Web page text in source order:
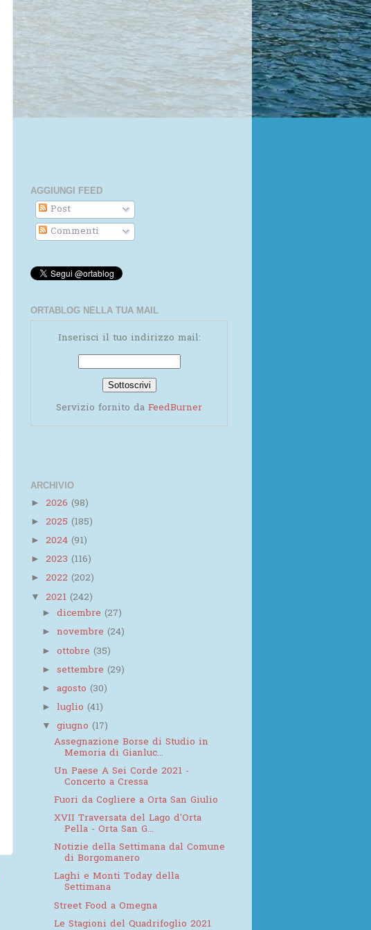
AGGIUNGI FEED
Post
Commenti
ORTABLOG NELLA TUA MAIL
Inserisci il tuo indirizzo mail:
Servizio fornito da FeedBurner
ARCHIVIO
► 2026 (98)
► 2025 (185)
► 2024 (91)
► 2023 (116)
► 2022 (202)
▼ 2021 (242)
►dicembre(27)
►novembre(24)
►ottobre(35)
►settembre(29)
►agosto(30)
►luglio(41)
▼giugno(17)
Assegnazione Borse di Studio in
Memoria di Gianluc...
Un Paese A Sei Corde 2021 -
Concerto a Cressa
Fuori da Cogliere a Orta San Giulio
XVII Traversata del Lago d'Orta
Pella - Orta San G...
Notizie della Settimana dal Comune
di Borgomanero
Laghi e Monti Today della
Settimana
Street Food a Omegna
Le Stagioni del Quadrifoglio 2021